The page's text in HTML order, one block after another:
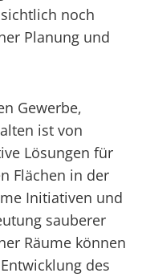
noch
Planung und
Gewerbe,
ist von
Lösungen für
Flächen in der
Initiativen und
sauberer
Räume können
des